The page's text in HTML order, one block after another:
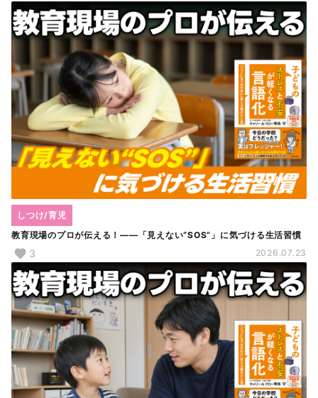
教育現場のプロが伝える！――「見えない“SOS”」に気づける生活習慣
しつけ/育児
3 2026.07.23